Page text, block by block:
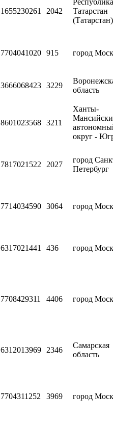
1655230261 2042
Республика
Татарстан
(Татарстан)
7704041020 915 город
3666068423 3229
область
8601023568 3211
Ханты-
округ -
7817021522 2027
город
Петербург
7714034590 3064 город
6317021441 436 город
7708429311 4406 город
6312013969 2346
Самарская
область
7704311252 3969 город